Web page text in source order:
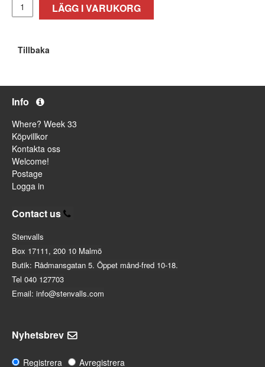
LÄGG I VARUKORG
Tillbaka
Info
Where? Week 33
Köpvillkor
Kontakta oss
Welcome!
Postage
Logga in
Contact us
Stenvalls
Box 17111, 200 10 Malmö
Butik: Rådmansgatan 5. Öppet månd-fred 10-18.
Tel 040 127703
Email: info@stenvalls.com
Nyhetsbrev
Registrera Avregistrera